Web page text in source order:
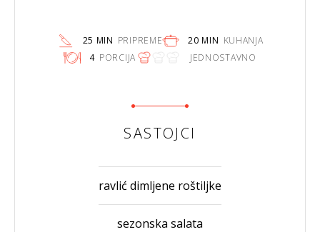
25 MIN PRIPREME 20 MIN KUHANJA
4 PORCIJA JEDNOSTAVNO
SASTOJCI
ravlić dimljene roštiljke
sezonska salata